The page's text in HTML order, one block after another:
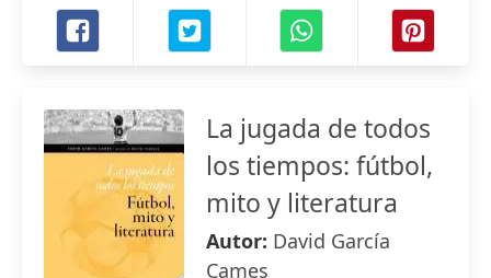
La jugada de todos
los tiempos: fútbol,
mito y literatura
Autor: David García
Cames